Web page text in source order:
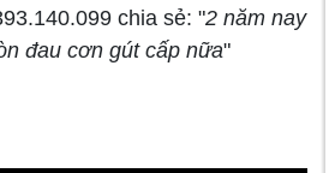
chia sẻ: "2 năm nay
đau cơn gút cấp nữa"